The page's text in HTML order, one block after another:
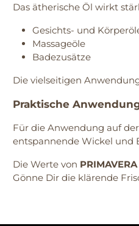
Das ätherische Öl wirkt
Gesichts- und
Massageöle
Badezusätze
Die vielseitigen
Praktische
Für die Anwendung auf
entspannende Wickel und
Die Werte von PRIMAVERA
Gönne Dir die klärende